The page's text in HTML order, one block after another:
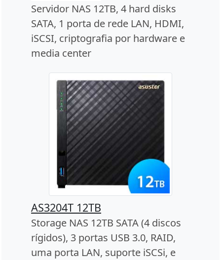
Servidor NAS 12TB, 4 hard disks
SATA, 1 porta de rede LAN, HDMI,
iSCSI, criptografia por hardware e
media center
AS3204T 12TB
Storage NAS 12TB SATA (4 discos
rígidos), 3 portas USB 3.0, RAID,
uma porta LAN, suporte iSCSi, e